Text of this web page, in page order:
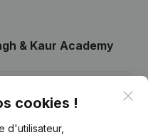
& Kaur Academy
- Nominations
cookies !
d'utilisateur,